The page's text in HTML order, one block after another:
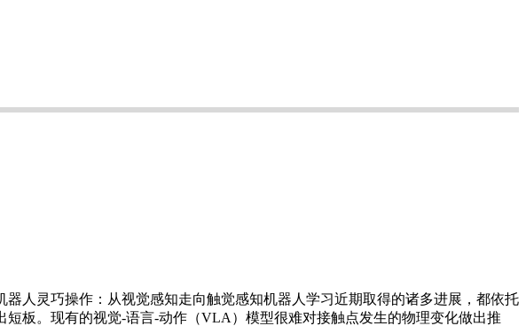
人灵巧操作：从视觉感知走向触觉感知机器人学习近期取得的诸多进展，都依托
板。现有的视觉-语言-动作（VLA）模型很难对接触点发生的物理变化做出推